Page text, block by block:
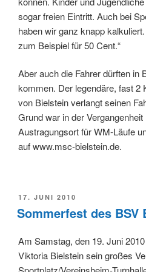
sogar freien Eintritt. Auch bei
haben wir ganz knapp
zum Beispiel für 50 Cent.“
Aber auch die Fahrer dürften in
kommen. Der legendäre, fast 2
von Bielstein verlangt seinen
Grund war in der
Austragungsort für WM-Läufe
auf www.msc-bielstein.de.
VERÖFFENTLICHT
AM
17. JUNI 2010
Sommerfest des BSV
Am Samstag, den 19. Juni
Viktoria Bielstein sein großes